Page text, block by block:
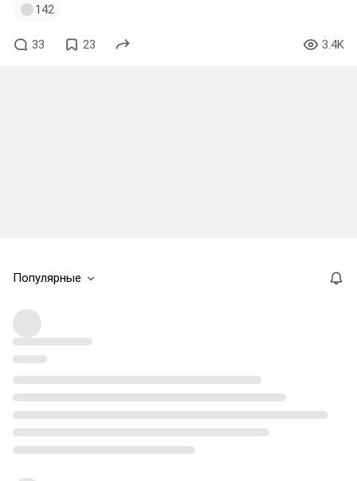
142
33 23 3.4K
Популярные